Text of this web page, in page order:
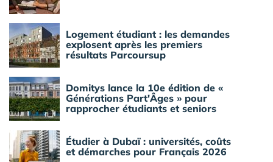
Logement étudiant : les demandes
explosent après les premiers
résultats Parcoursup
Domitys lance la 10e édition de «
Générations Part'Âges » pour
rapprocher étudiants et seniors
Étudier à Dubaï : universités, coûts
et démarches pour Français 2026